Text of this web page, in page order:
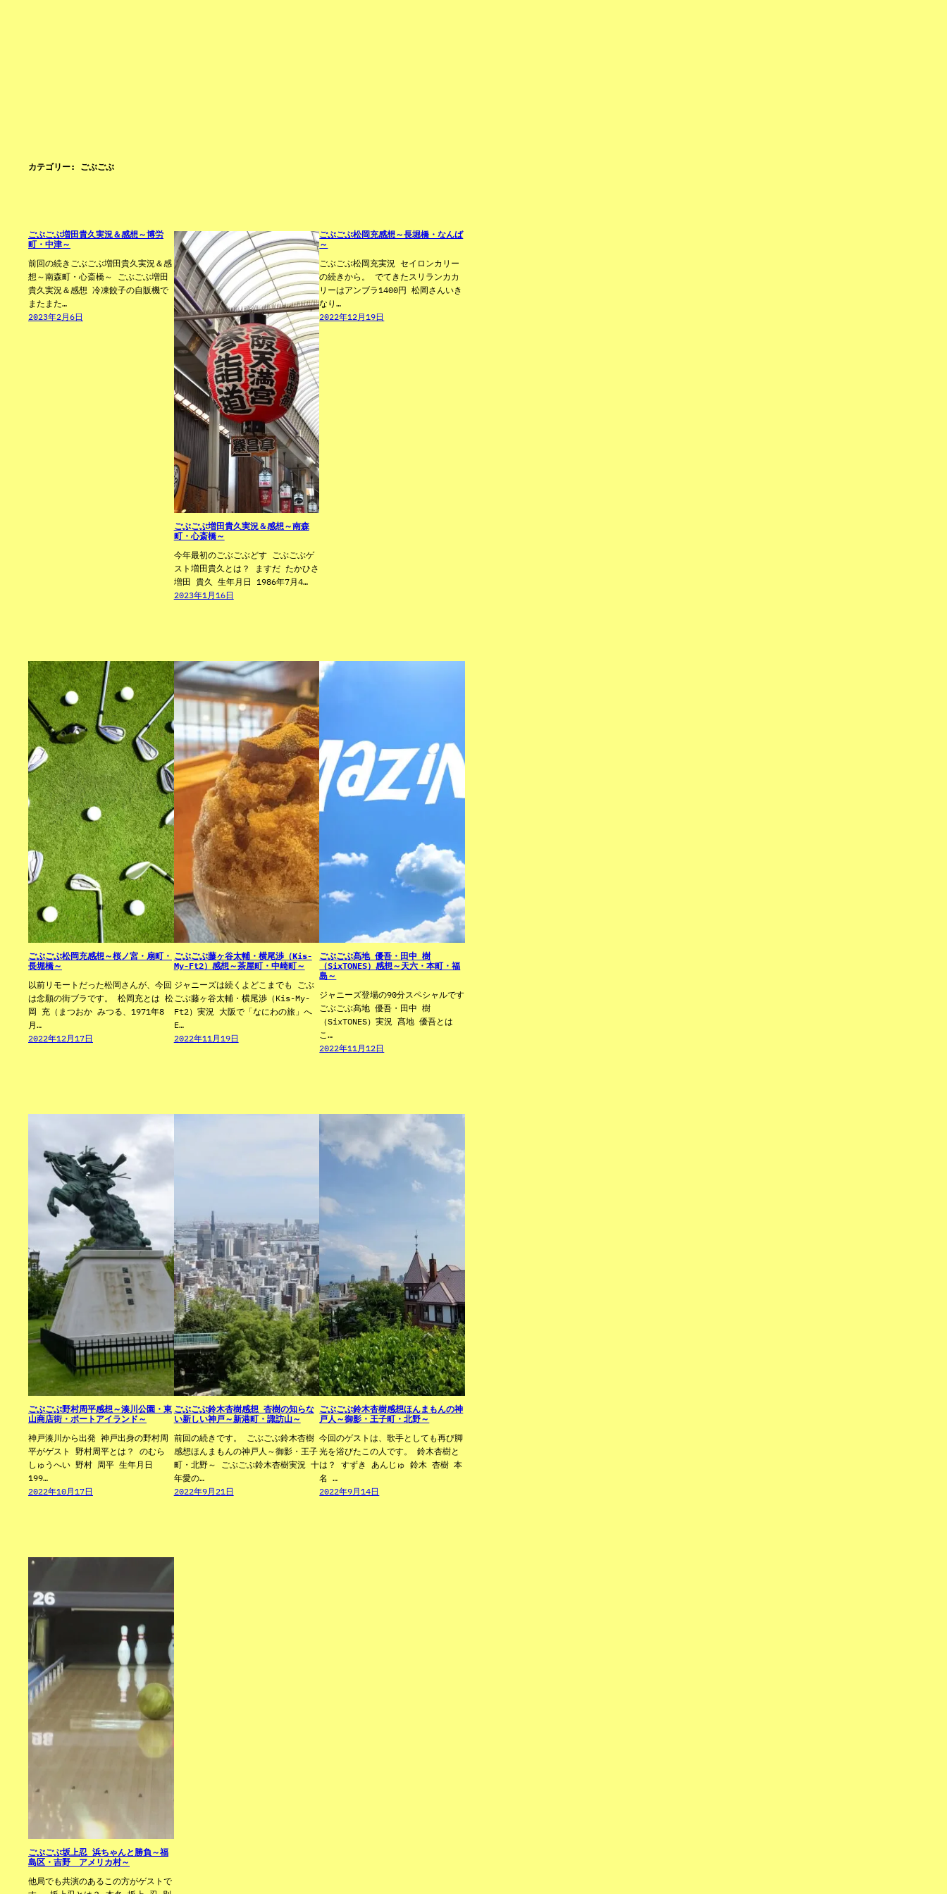
カテゴリー: ごぶごぶ
ごぶごぶ増田貴久実況＆感想～博労
町・中津～
前回の続きごぶごぶ増田貴久実況＆感
想～南森町・心斎橋～ ごぶごぶ増田
貴久実況＆感想 冷凍餃子の自販機で
またまた…
2023年2月6日
ごぶごぶ増田貴久実況＆感想～南森
町・心斎橋～
今年最初のごぶごぶどす ごぶごぶゲ
スト増田貴久とは？ ますだ たかひさ
増田 貴久 生年月日 1986年7月4…
2023年1月16日
ごぶごぶ松岡充感想～長堀橋・なんば
～
ごぶごぶ松岡充実況 セイロンカリー
の続きから。 でてきたスリランカカ
リーはアンブラ1400円 松岡さんいき
なり…
2022年12月19日
ごぶごぶ松岡充感想～桜ノ宮・扇町・
長堀橋～
以前リモートだった松岡さんが、今回
は念願の街ブラです。 松岡充とは 松
岡 充（まつおか みつる、1971年8
月…
2022年12月17日
ごぶごぶ藤ヶ谷太輔・横尾渉（Kis-
My-Ft2）感想～茶屋町・中崎町～
ジャニーズは続くよどこまでも ごぶ
ごぶ藤ヶ谷太輔・横尾渉（Kis-My-
Ft2）実況 大阪で「なにわの旅」へ
E…
2022年11月19日
ごぶごぶ髙地 優吾・田中 樹
（SixTONES）感想～天六・本町・福
島～
ジャニーズ登場の90分スペシャルです
ごぶごぶ髙地 優吾・田中 樹
（SixTONES）実況 髙地 優吾とは
こ…
2022年11月12日
ごぶごぶ野村周平感想～湊川公園・東
山商店街・ポートアイランド～
神戸湊川から出発 神戸出身の野村周
平がゲスト 野村周平とは？ のむら
しゅうへい 野村 周平 生年月日
199…
2022年10月17日
ごぶごぶ鈴木杏樹感想 杏樹の知らな
い新しい神戸～新港町・諏訪山～
前回の続きです。 ごぶごぶ鈴木杏樹
感想ほんまもんの神戸人～御影・王子
町・北野～ ごぶごぶ鈴木杏樹実況 十
年愛の…
2022年9月21日
ごぶごぶ鈴木杏樹感想ほんまもんの神
戸人～御影・王子町・北野～
今回のゲストは、歌手としても再び脚
光を浴びたこの人です。 鈴木杏樹と
は？ すずき あんじゅ 鈴木 杏樹 本
名 …
2022年9月14日
ごぶごぶ坂上忍 浜ちゃんと勝負～福
島区・吉野 アメリカ村～
他局でも共演のあるこの方がゲストで